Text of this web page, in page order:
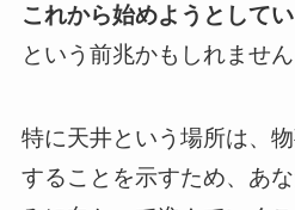
これから始めようとして
という前兆かもしれません
特に天井という場所は、
することを示すため、あ